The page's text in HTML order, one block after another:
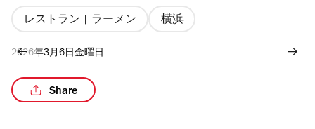
レストラン | ラーメン 横浜
2026年3月6日金曜日
Share